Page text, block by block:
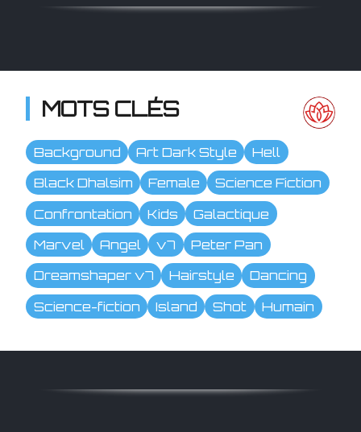
MOTS CLÉS
Background Art Dark Style
Hell
Black Dhalsim
Female
Science Fiction
Confrontation
Kids
Galactique
Marvel
Angel v7
Peter Pan
Dreamshaper v7
Hairstyle
Dancing
Science-fiction
Island Shot Humain